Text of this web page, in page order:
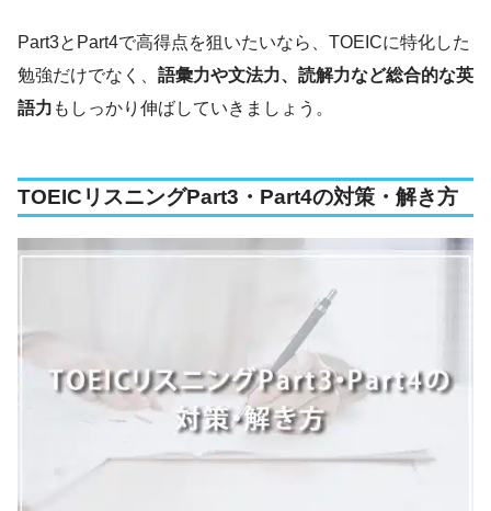
Part3とPart4で高得点を狙いたいなら、TOEICに特化した
勉強だけでなく、 語彙力や文法力、読解力など総合的な英
語力 もしっかり伸ばしていきましょう。
TOEICリスニングPart3・Part4の対策・解き方